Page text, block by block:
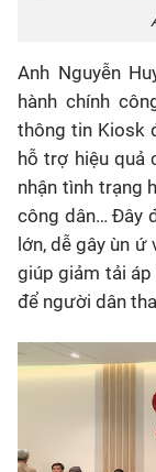
Anh Nguyễn
hành chính
thông tin Kiosk
hỗ trợ hiệu quả
nhận tình trạng
công dân… Đây
lớn, dễ gây ùn
giúp giảm tải
để người dân